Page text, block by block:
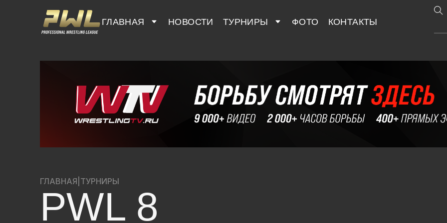
ГЛАВНАЯ НОВОСТИ ТУРНИРЫ ФОТО КОНТАКТЫ
ГЛАВНАЯ ТУРНИРЫ
PWL 8